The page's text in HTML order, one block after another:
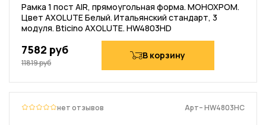
Рамка 1 пост AIR, прямоугольная форма. МОНОХРОМ.
Цвет AXOLUTE Белый. Итальянский стандарт, 3
модуля. Bticino AXOLUTE. HW4803HD
7582 руб
11819 руб
В корзину
нет отзывов Арт– HW4803HC